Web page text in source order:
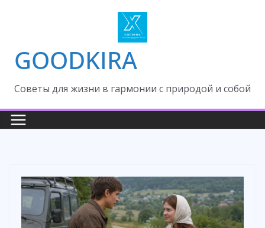
GOODKIRA
Cоветы для жизни в гармонии с природой и собой